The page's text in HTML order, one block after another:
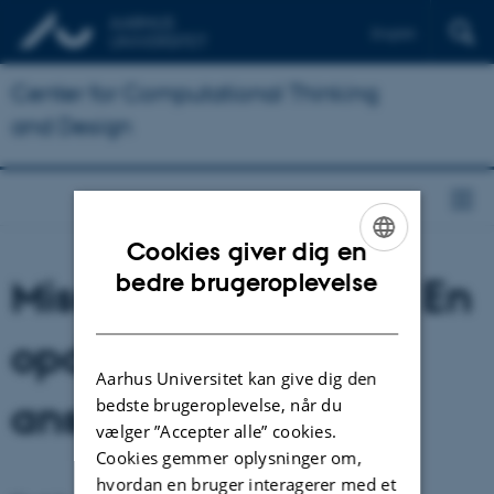
Center for Computational Thinking
and Design
Mission til fremtiden: En
opdagelse af
ansigtsgenkendelse
ENGLISH
Cookies giver dig en
bedre brugeroplevelse
Aarhus Universitet kan give dig den
bedste brugeroplevelse, når du
vælger ”Accepter alle” cookies.
Cookies gemmer oplysninger om,
hvordan en bruger interagerer med et